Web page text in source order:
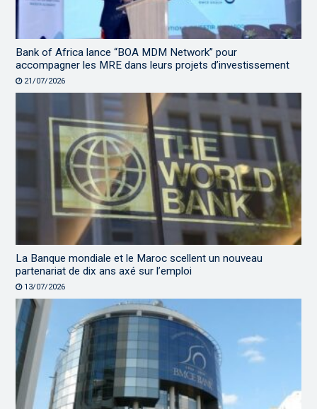
Bank of Africa lance “BOA MDM Network” pour
accompagner les MRE dans leurs projets d’investissement
21/07/2026
La Banque mondiale et le Maroc scellent un nouveau
partenariat de dix ans axé sur l’emploi
13/07/2026